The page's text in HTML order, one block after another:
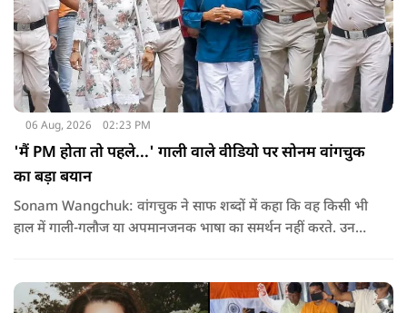
06 Aug, 2026 02:23 PM
'मैं PM होता तो पहले...' गाली वाले वीडियो पर सोनम वांगचुक
का बड़ा बयान
Sonam Wangchuk: वांगचुक ने साफ शब्दों में कहा कि वह किसी भी
हाल में गाली-गलौज या अपमानजनक भाषा का समर्थन नहीं करते. उनका